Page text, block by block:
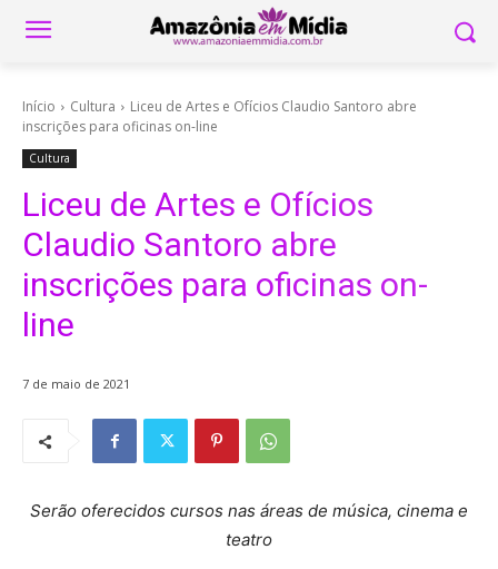
Início Cultura
Liceu de Artes e Ofícios Claudio Santoro abre
inscrições para oficinas on-line
Cultura
Liceu de Artes e Ofícios
Claudio Santoro abre
inscrições para oficinas on-
line
7 de maio de 2021
Serão oferecidos cursos nas áreas de música, cinema e
teatro